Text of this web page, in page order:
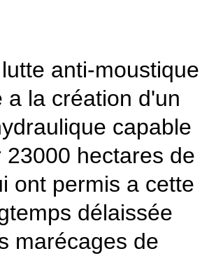
anti-moustique
a la création d'un
capable
23000 hectares de
ont permis a cette
délaissée
marécages de